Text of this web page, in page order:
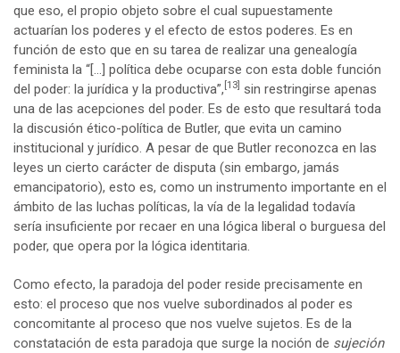
que eso, el propio objeto sobre el cual supuestamente
actuarían los poderes y el efecto de estos poderes. Es en
función de esto que en su tarea de realizar una genealogía
feminista la “[…] política debe ocuparse con esta doble función
del poder: la jurídica y la productiva”, [13] sin restringirse apenas
una de las acepciones del poder. Es de esto que resultará toda
la discusión ético-política de Butler, que evita un camino
institucional y jurídico. A pesar de que Butler reconozca en las
leyes un cierto carácter de disputa (sin embargo, jamás
emancipatorio), esto es, como un instrumento importante en el
ámbito de las luchas políticas, la vía de la legalidad todavía
sería insuficiente por recaer en una lógica liberal o burguesa del
poder, que opera por la lógica identitaria.
Como efecto, la paradoja del poder reside precisamente en
esto: el proceso que nos vuelve subordinados al poder es
concomitante al proceso que nos vuelve sujetos. Es de la
constatación de esta paradoja que surge la noción de sujeción